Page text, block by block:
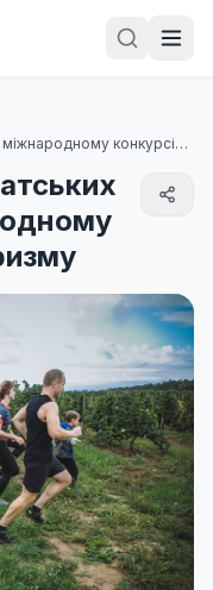
конкурсі